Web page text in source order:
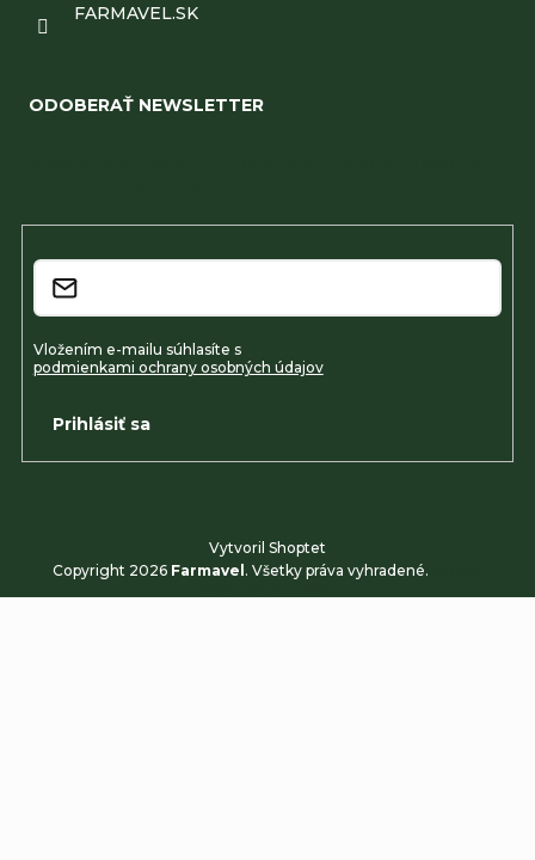
FARMAVEL.SK
ODOBERAŤ NEWSLETTER
Vložením e-mailu súhlasíte s
podmienkami ochrany osobných údajov
Prihlásiť sa
Vytvoril Shoptet
Copyright 2026 Farmavel . Všetky práva vyhradené.